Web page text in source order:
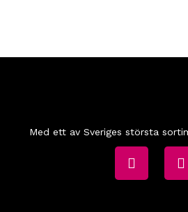
Med ett av Sveriges största